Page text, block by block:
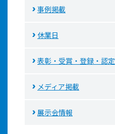
事例掲載
休業日
表彰・受賞・登録・認定
メディア掲載
展示会情報